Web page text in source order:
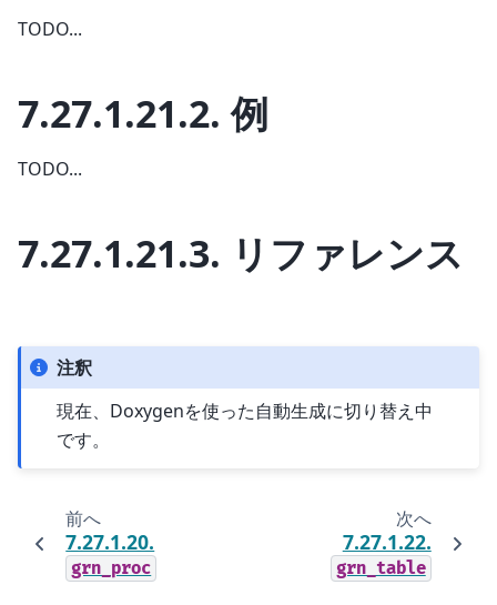
TODO...
7.27.1.21.2.例
TODO...
7.27.1.21.3. リファレンス
注釈
現在、Doxygenを使った自動生成に切り替え中
です。
前へ
7.27.1.20.
grn_proc
次へ
7.27.1.22.
grn_table